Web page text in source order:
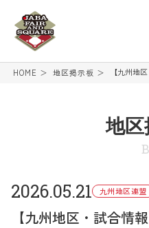
HOME 地区掲示板 【九州地
地区
2026.05.21 九州地区連盟
【九州地区・試合情